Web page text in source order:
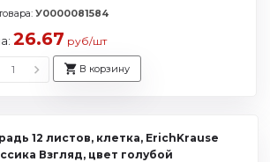
У0000081584
26.67 руб/шт
В корзину
12 листов, клетка, ErichKrause
Взгляд, цвет голубой